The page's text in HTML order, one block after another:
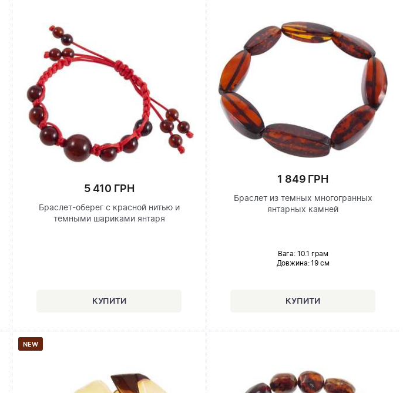
5 410 ГРН
Браслет-оберег с красной нитью и
темными шариками янтаря
1 849 ГРН
Браслет из темных многогранных
янтарных камней
Вага: 10.1 грам
Довжина:19 см
NEW